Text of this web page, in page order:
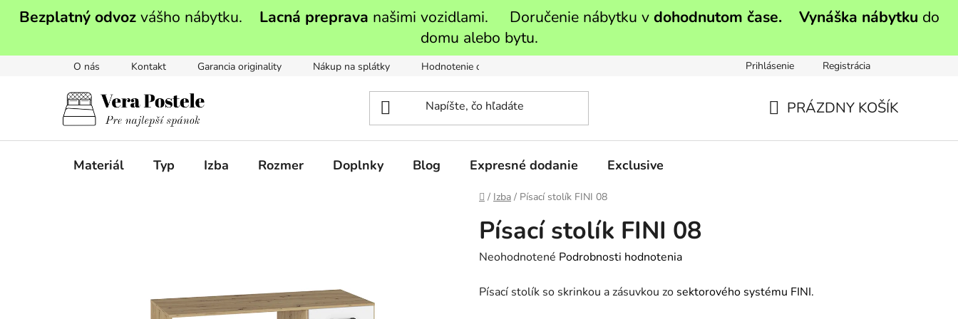
Bezplatný odvozvášho nábytku. Lacná preprava našimi vozidlami. Doručenie nábytku v dohodnutom čase. Vynáška nábytku do
domu alebo bytu.
O nás Kontakt Garancia originality Nákup na splátky Hodnotenie obchodu Prihlásenie Registrácia
PRÁZDNY KOŠÍK
Materiál Typ Izba Rozmer Doplnky Blog Expresné dodanie Exclusive
Domov
/ Izba / Písací stolík FINI 08
Písací stolík FINI 08
Priemerné
produktu
Neohodnotené Podrobnosti hodnotenia
Písací stolík so skrinkou a zásuvkou zo sektorového systému FINI.